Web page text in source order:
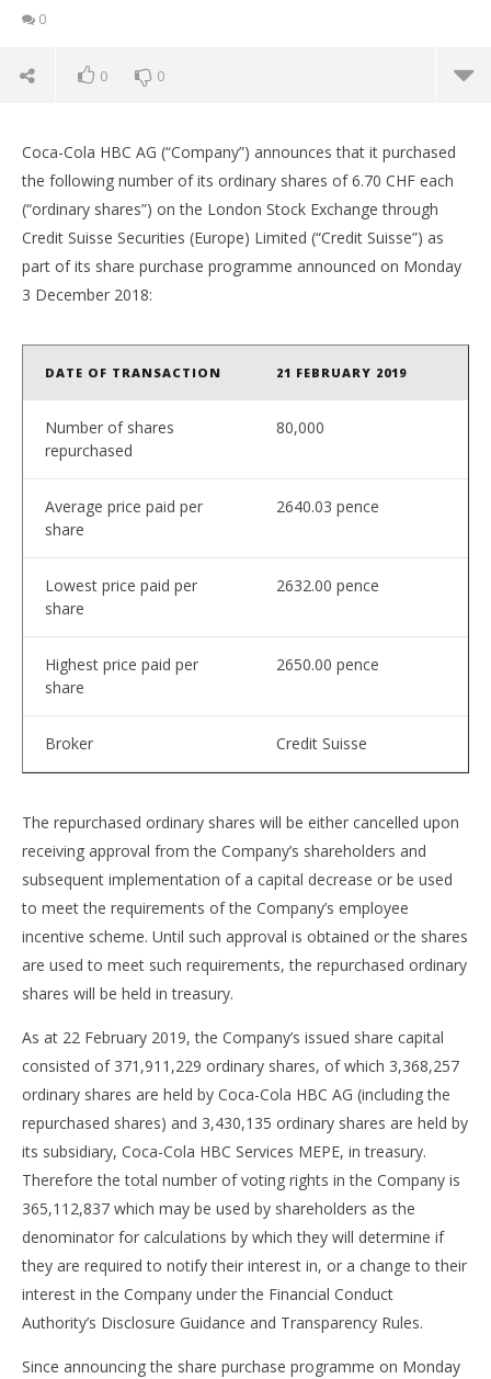
0
0 0
Coca-Cola HBC AG: Transaction in own shares
22/02/2019
pressroom
Coca-Cola HBC AG (“Company”) announces that it purchased
the following number of its ordinary shares of 6.70 CHF each
(“ordinary shares”) on the London Stock Exchange through
Credit Suisse Securities (Europe) Limited (“Credit Suisse”) as
part of its share purchase programme announced on Monday
3 December 2018:
DATE OF TRANSACTION 21 FEBRUARY 2019
Number of shares
repurchased
80,000
Average price paid per
share
2640.03 pence
Lowest price paid per
share
2632.00 pence
Highest price paid per
share
2650.00 pence
Broker Credit Suisse
The repurchased ordinary shares will be either cancelled upon
receiving approval from the Company’s shareholders and
subsequent implementation of a capital decrease or be used
to meet the requirements of the Company’s employee
incentive scheme. Until such approval is obtained or the shares
are used to meet such requirements, the repurchased ordinary
shares will be held in treasury.
As at 22 February 2019, the Company’s issued share capital
consisted of 371,911,229 ordinary shares, of which 3,368,257
ordinary shares are held by Coca-Cola HBC AG (including the
repurchased shares) and 3,430,135 ordinary shares are held by
its subsidiary, Coca-Cola HBC Services MEPE, in treasury.
Therefore the total number of voting rights in the Company is
365,112,837 which may be used by shareholders as the
denominator for calculations by which they will determine if
they are required to notify their interest in, or a change to their
interest in the Company under the Financial Conduct
Authority’s Disclosure Guidance and Transparency Rules.
Since announcing the share purchase programme on Monday